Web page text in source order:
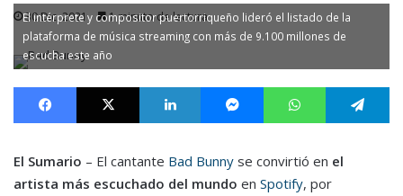
30 Dic, 2021 1 minuto de lectura
El intérprete y compositor puertorriqueño lideró el listado de la
plataforma de música streaming con más de 9.100 millones de
escucha este año
Facebook X LinkedIn MessengerWhatsApp
El Sumario – El cantante Bad Bunny se convirtió en el
artista más escuchado del mundo en Spotify, por